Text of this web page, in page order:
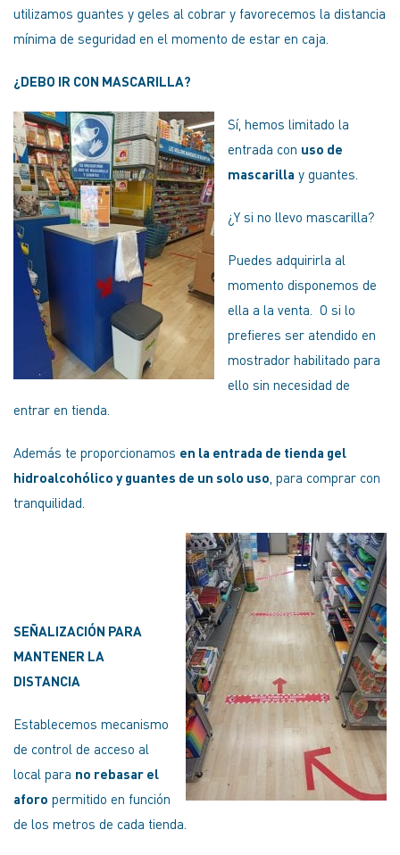
utilizamos guantes y geles al cobrar y favorecemos la distancia
mínima de seguridad en el momento de estar en caja.
¿DEBO IR CON MASCARILLA?
Sí, hemos limitado la
entrada con uso de
mascarilla y guantes.
¿Y si no llevo mascarilla?
Puedes adquirirla al
momento disponemos de
ella a la venta. O si lo
prefieres ser atendido en
mostrador habilitado para
ello sin necesidad de
entrar en tienda.
Además te proporcionamos en la entrada de tienda gel
hidroalcohólico y guantes de un solo uso , para comprar con
tranquilidad.
SEÑALIZACIÓN PARA
MANTENER LA
DISTANCIA
Establecemos mecanismo
de control de acceso al
local para no rebasar el
aforo permitido en función
de los metros de cada tienda.